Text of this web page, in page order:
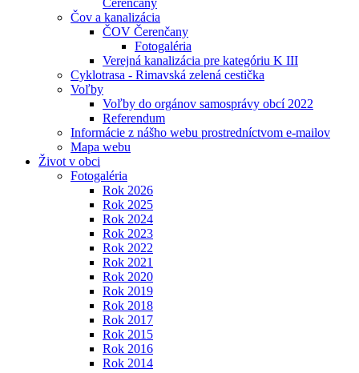
Čerenčany
Čov a kanalizácia
ČOV Čerenčany
Fotogaléria
Verejná kanalizácia pre kategóriu K III
Cyklotrasa - Rimavská zelená cestička
Voľby
Voľby do orgánov samosprávy obcí 2022
Referendum
Informácie z nášho webu prostredníctvom e-mailov
Mapa webu
Život v obci
Fotogaléria
Rok 2026
Rok 2025
Rok 2024
Rok 2023
Rok 2022
Rok 2021
Rok 2020
Rok 2019
Rok 2018
Rok 2017
Rok 2015
Rok 2016
Rok 2014